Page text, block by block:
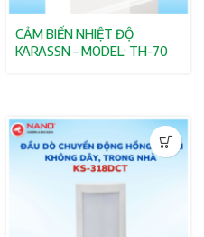
CẢM BIẾN NHIỆT ĐỘ
KARASSN – MODEL: TH-70